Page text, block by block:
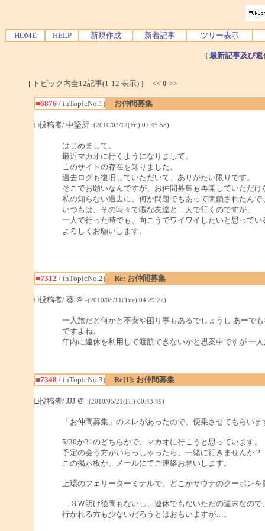
HOME HELP 新規作成 新着記事 ツリー表示
[ 最新記事及び
[ トピック内全12記事(1-12 表示) ] << 0 >>
■6876 / inTopicNo.1) お仲間募集
□投稿者/ 中堅所 -(2010/03/12(Fri) 07:45:58)
はじめまして。
最近マカオに行くようになりまして、
このサイトの存在を知りました。
過去ログも復旧していただいて、ありがたい限りです。
そこでお願いなんですが、お仲間募集も再開していただけ
私の知らない過去に、何か問題でもあって閉鎖されたんで
いつもは、その時々で暇な友達と二人で行くのですが、
一人で行った時でも、向こうでワイワイしたいと思ってい
よろしくお願いします。
■7312 / inTopicNo.2) Re: お仲間募集
□投稿者/ 葵 ＠ -(2010/05/11(Tue) 04:29:27)
一人旅だと何かと不安や困り事もあるでしょうし あーで
ですよね。
年内に連休を利用して渡航できないかと思案中ですが 一
■7348 / inTopicNo.3) Re[1]: お仲間募集
□投稿者/ JJJ ＠ -(2010/05/21(Fri) 00:43:49)
「お仲間募集」のスレがあったので、便乗させてもらいま
5/30か31のどちらかで、マカオに行こうと思っています。
予定の会う方がいらっしゃったら、一緒に行きませんか？
この掲示板か、メールにてご連絡お願いします。
上環のフェリーターミナルで、どこかサウナのクーポン
…ＧＷ明け後間もないし、連休でもないただの週末なので
行かれる方も少ないだろうとはおもいますが…。